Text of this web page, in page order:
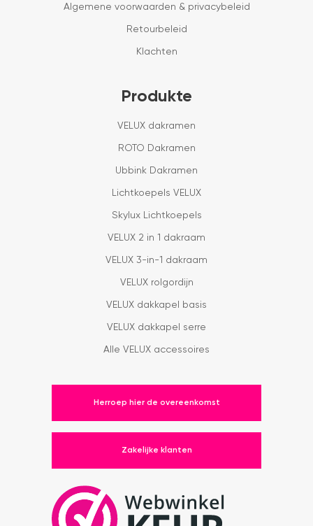
Algemene voorwaarden & privacybeleid
Retourbeleid
Klachten
Produkte
VELUX dakramen
ROTO Dakramen
Ubbink Dakramen
Lichtkoepels VELUX
Skylux Lichtkoepels
VELUX 2 in 1 dakraam
VELUX 3-in-1 dakraam
VELUX rolgordijn
VELUX dakkapel basis
VELUX dakkapel serre
Alle VELUX accessoires
Herroep hier de overeenkomst
Zakelijke klanten